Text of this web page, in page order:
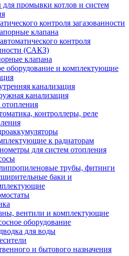
для промывки котлов и систем
контроля загазованности
клапана
контроля
(САКЗ)
клапана
оборудование и комплектующие
канализация
канализация
контроллеры, реле
к радиаторам
для систем отопления
трубы, фитинги
баки и
вентили и комплектующие
оборудование
для воды
и бытового назначения